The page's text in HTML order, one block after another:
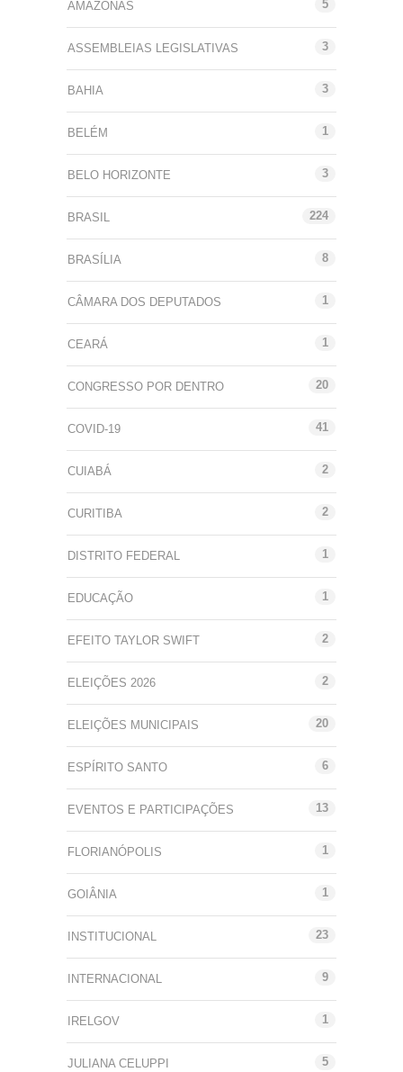
AMAZONAS 5
ASSEMBLEIAS LEGISLATIVAS 3
BAHIA 3
BELÉM 1
BELO HORIZONTE 3
BRASIL 224
BRASÍLIA 8
CÂMARA DOS DEPUTADOS 1
CEARÁ 1
CONGRESSO POR DENTRO 20
COVID-19 41
CUIABÁ 2
CURITIBA 2
DISTRITO FEDERAL 1
EDUCAÇÃO 1
EFEITO TAYLOR SWIFT 2
ELEIÇÕES 2026 2
ELEIÇÕES MUNICIPAIS 20
ESPÍRITO SANTO 6
EVENTOS E PARTICIPAÇÕES 13
FLORIANÓPOLIS 1
GOIÂNIA 1
INSTITUCIONAL 23
INTERNACIONAL 9
IRELGOV 1
JULIANA CELUPPI 5